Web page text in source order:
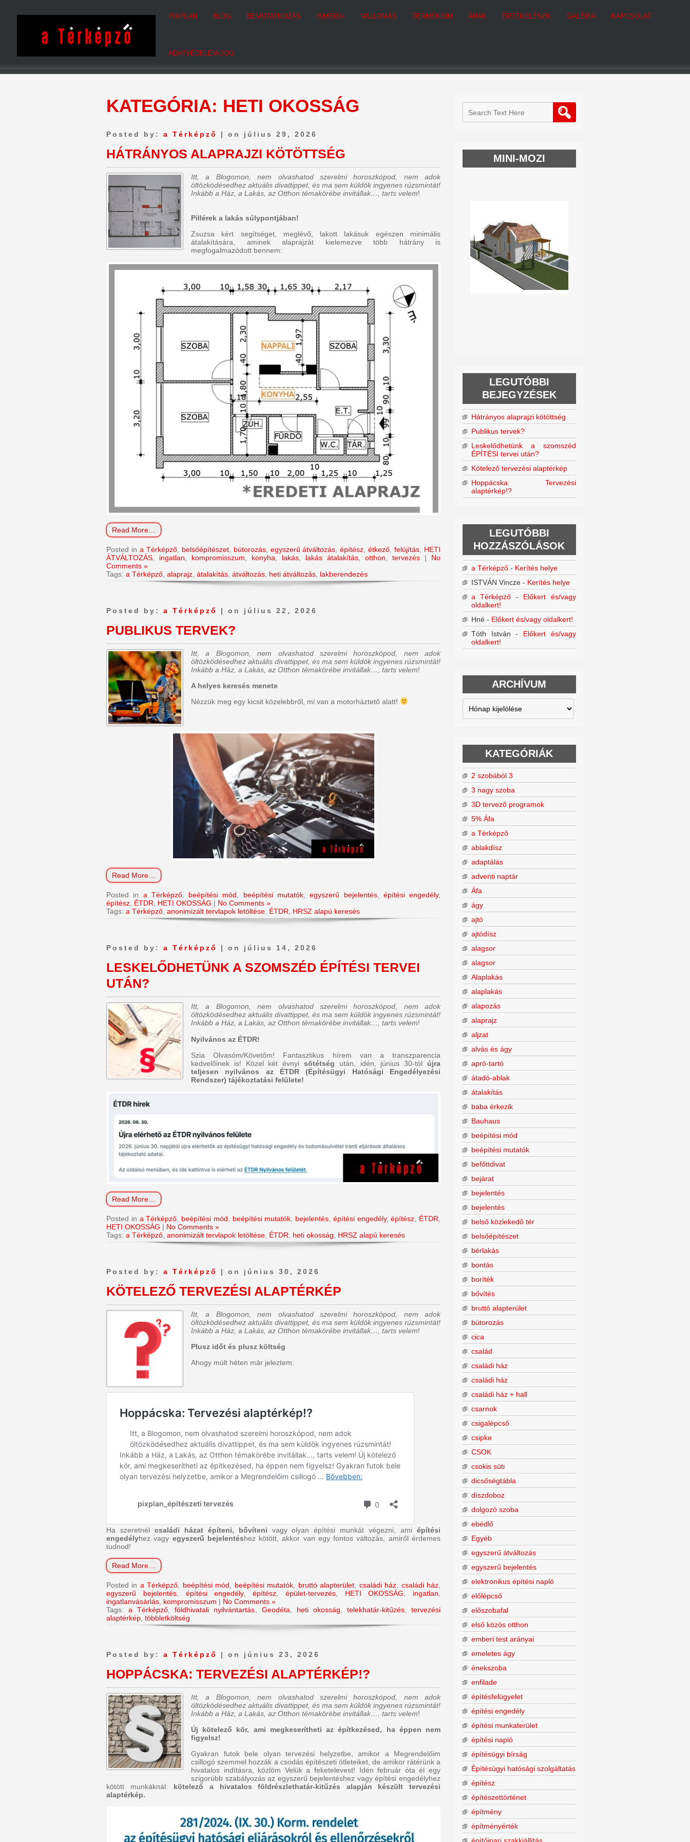
PIXPLAN BLOG BEMUTATKOZÁS ISMERJ+ VALLOMÁS TERMÉKEIM ÁRAK ÉRTÉKELÉSEK GALÉRIA KAPCSOLAT
ADATVÉDELEM/JOG
KATEGÓRIA: HETI OKOSSÁG
Posted by: a Térképző | on július 29, 2026
HÁTRÁNYOS ALAPRAJZI KÖTÖTTSÉG
Itt, a Blogomon, nem olvashatod szerelmi horoszkópod, nem adok
öltözködésedhez aktuális divattippet, és ma sem küldök ingyenes rúzsmintát!
Inkább a Ház, a Lakás, az Otthon témakörébe invitállak…, tarts velem!
Pillérek a lakás súlypontjában!
Zsuzsa kért segítséget, meglévő, lakott lakásuk egészen minimális
átalakítására, aminek alaprajzát kielemezve több hátrány is
megfogalmazódott bennem:
Read More…
Posted in a Térképző, belsőépítészet, bútorozás, egyszerű átváltozás ,építész ,étkező ,felújítás
HETI
ÁTVÁLTOZÁS
ingatlan kompromisszum konyha lakás lakás átalakítás otthon tervezés | No
Comments »
Tags: a Térképző alaprajz átalakítás átváltozás heti átváltozás lakberendezés
Posted by: a Térképző | on július 22, 2026
PUBLIKUS TERVEK?
Itt, a Blogomon, nem olvashatod szerelmi horoszkópod, nem adok
öltözködésedhez aktuális divattippet, és ma sem küldök ingyenes rúzsmintát!
Inkább a Ház, a Lakás, az Otthon témakörébe invitállak…, tarts velem!
A helyes keresés menete
Nézzük meg egy kicsit közelebbről, mi van a motorháztető alatt!
Read More…
Posted in a Térképző, beépítési mód beépítési mutatók,egyszerű bejelentés, építési engedély,
építész ÉTDR HETI OKOSSÁG | No Comments »
Tags: a Térképző anonimizált tervlapok letöltése ÉTDR HRSZ alapú keresés
Posted by: a Térképző | on július 14, 2026
LESKELŐDHETÜNK A SZOMSZÉD ÉPÍTÉSI TERVEI
UTÁN?
Itt, a Blogomon, nem olvashatod szerelmi horoszkópod, nem adok
öltözködésedhez aktuális divattippet, és ma sem küldök ingyenes rúzsmintát!
Inkább a Ház, a Lakás, az Otthon témakörébe invitállak…, tarts velem!
Nyilvános az ÉTDR!
Szia Olvasóm/Követőm! Fantasztikus hírem van a transzparencia
kedvelőinek is! Közel két évnyi sötétség után, idén, június 30-tól újra
teljesen nyilvános az ÉTDR (Építésügyi Hatósági Engedélyezési
Rendszer) tájékoztatási felülete!
Read More…
Posted in a Térképző beépítési mód beépítési mutatók bejelentés építési engedély,építész ÉTDR
HETI OKOSSÁG | No Comments »
Tags: a Térképző anonimizált tervlapok letöltése ÉTDR heti okosság HRSZ alapú keresés
Posted by: a Térképző | on június 30, 2026
KÖTELEZŐ TERVEZÉSI ALAPTÉRKÉP
Itt, a Blogomon, nem olvashatod szerelmi horoszkópod, nem adok
öltözködésedhez aktuális divattippet, és ma sem küldök ingyenes rúzsmintát!
Inkább a Ház, a Lakás, az Otthon témakörébe invitállak…, tarts velem!
Plusz időt és plusz költség
Ahogy múlt héten már jeleztem:
Ha szeretnél családi házat építeni, bővíteni vagy olyan építési munkát végezni, amiépítési
engedélyhez vagy egyszerű bejelentéshez kötött, akkor van egy fontos változás, amiről érdemes
tudnod!
Read More…
Posted in a Térképző beépítési mód beépítési mutatók bruttó alapterület családi ház családi ház
egyszerű bejelentés, építési engedély, építész épület-tervezés, HETI OKOSSÁG ingatlan
ingatlanvásárlás kompromisszum | No Comments »
Tags:a Térképző ,földhivatali nyilvántartás Geodéta heti okosság telekhatár-kitűzés ,tervezési
alaptérkép többletköltség
Posted by: a Térképző | on június 23, 2026
HOPPÁCSKA: TERVEZÉSI ALAPTÉRKÉP!?
Itt, a Blogomon, nem olvashatod szerelmi horoszkópod, nem adok
öltözködésedhez aktuális divattippet, és ma sem küldök ingyenes rúzsmintát!
Inkább a Ház, a Lakás, az Otthon témakörébe invitállak…, tarts velem!
Új kötelező kör, ami megkeserítheti az építkezésed, ha éppen nem
figyelsz!
Gyakran futok bele olyan tervezési helyzetbe, amikor a Megrendelőim
csillogó szemmel hozzák a csodás építészeti ötleteiket, de amikor rátérünk a
hivatalos indításra, közlöm Velük a feketelevest! Idén február óta él egy
szigorúbb szabályozás az egyszerű bejelentéshez vagy építési engedélyhez
kötött munkáknál: kötelező a hivatalos földrészlethatár-kitűzés alapján készült tervezési
alaptérkép.
MINI-MOZI
LEGUTÓBBI
BEJEGYZÉSEK
Hátrányos alaprajzi kötöttség
Publikus tervek?
Leskelődhetünk a szomszéd
ÉPÍTÉSI tervei után?
Kötelező tervezési alaptérkép
Hoppácska: Tervezési
alaptérkép!?
LEGUTÓBBI
HOZZÁSZÓLÁSOK
a Térképző- Kerítés helye
ISTVÁN Vincze- Kerítés helye
a Térképző - Előkert és/vagy
oldalkert!
Hné- Előkert és/vagy oldalkert!
Tóth István - Előkert és/vagy
oldalkert!
ARCHÍVUM
Archívum
KATEGÓRIÁK
2 szobából 3
3 nagy szoba
3D tervező programok
5% Áfa
a Térképző
ablakdísz
adaptálás
adventi naptár
Áfa
ágy
ajtó
ajtódísz
alagsor
alagsor
Alaplakás
alaplakás
alapozás
alaprajz
aljzat
alvás és ágy
apró-tartó
átadó-ablak
átalakítás
baba érkezik
Bauhaus
beépítési mód
beépítési mutatók
befőttdivat
bejárat
bejelentés
bejelentés
belső közlekedő tér
belsőépítészet
bérlakás
bontás
boríték
bővítés
bruttó alapterület
bútorozás
cica
család
családi ház
családi ház
családi ház + hall
csarnok
csigalépcső
csipke
CSOK
csokis süti
dicsőségtábla
díszdoboz
dolgozó szoba
ebédlő
Egyéb
egyszerű átváltozás
egyszerű bejelentés
elektronikus építési napló
előlépcső
előszobafal
első közös otthon
emberi test arányai
emeletes ágy
énekszoba
enfilade
építésfelügyelet
építési engedély
építési munkaterület
építési napló
építésügyi bírság
Építésügyi hatósági szolgáltatás
építész
építészettörténet
építmény
építményérték